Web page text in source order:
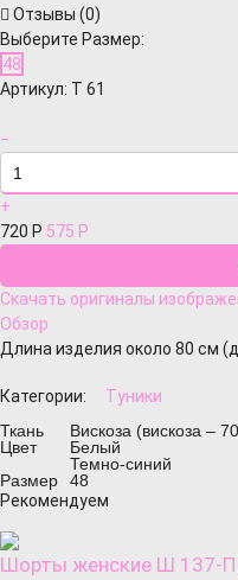
Отзывы (0)
Выберите Размер:
48
Артикул: Т 61
−
+
720 Р 575 Р
Скачать оригиналы
Обзор
Длина изделия около 80 см
Категории:
Туники
Ткань
Вискоза (вискоза –
Цвет
Белый
Темно-синий
Размер
48
Рекомендуем
Шорты женские Ш 137-П